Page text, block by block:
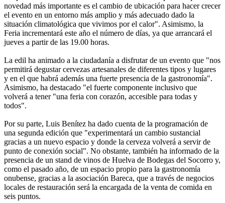
novedad más importante es el cambio de ubicación para hacer crecer
el evento en un entorno más amplio y más adecuado dado la
situación climatológica que vivimos por el calor". Asimismo, la
Feria incrementará este año el número de días, ya que arrancará el
jueves a partir de las 19.00 horas.
La edil ha animado a la ciudadanía a disfrutar de un evento que "nos
permitirá degustar cervezas artesanales de diferentes tipos y lugares
y en el que habrá además una fuerte presencia de la gastronomía".
Asimismo, ha destacado "el fuerte componente inclusivo que
volverá a tener "una feria con corazón, accesible para todas y
todos".
Por su parte, Luis Benítez ha dado cuenta de la programación de
una segunda edición que "experimentará un cambio sustancial
gracias a un nuevo espacio y donde la cerveza volverá a servir de
punto de conexión social". No obstante, también ha informado de la
presencia de un stand de vinos de Huelva de Bodegas del Socorro y,
como el pasado año, de un espacio propio para la gastronomía
onubense, gracias a la asociación Bareca, que a través de negocios
locales de restauración será la encargada de la venta de comida en
seis puntos.